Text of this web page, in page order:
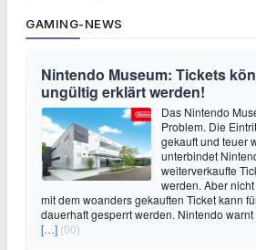
GAMING-NEWS
Nintendo Museum: Tickets
ungültig erklärt werden!
Das Nintendo
Problem. Die
gekauft und teuer
unterbindet
weiterverkaufte
werden. Aber
mit dem woanders gekauften Ticket kann
dauerhaft gesperrt werden. Nintendo
[…] (00)